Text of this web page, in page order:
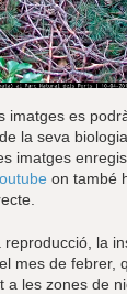
imatges es
la seva
imatges
on també
la
mes de febrer,
a les zones de